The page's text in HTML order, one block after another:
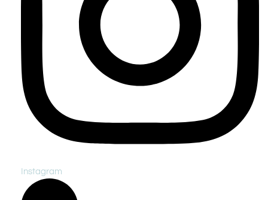
Instagram